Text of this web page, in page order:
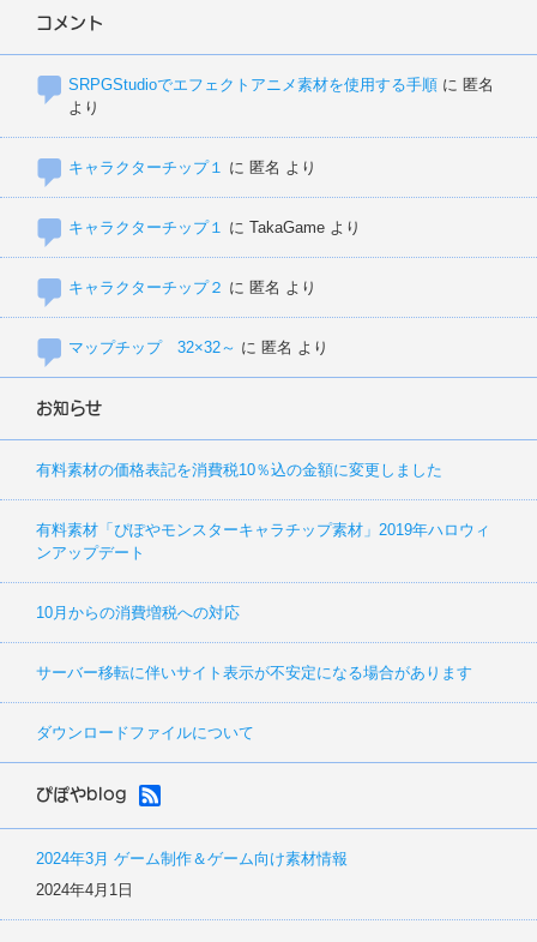
コメント
SRPGStudioでエフェクトアニメ素材を使用する手順 に 匿名
より
キャラクターチップ１ に 匿名 より
キャラクターチップ１ に TakaGame より
キャラクターチップ２ に 匿名 より
マップチップ 32×32～ に 匿名 より
お知らせ
有料素材の価格表記を消費税10％込の金額に変更しました
有料素材「ぴぽやモンスターキャラチップ素材」2019年ハロウィ
ンアップデート
10月からの消費増税への対応
サーバー移転に伴いサイト表示が不安定になる場合があります
ダウンロードファイルについて
ぴぽやblog
2024年3月 ゲーム制作＆ゲーム向け素材情報
2024年4月1日